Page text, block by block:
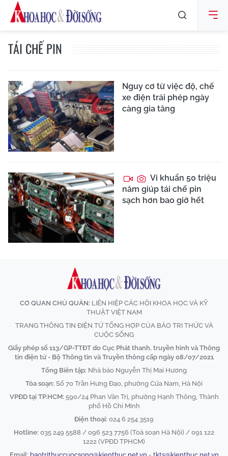
TÁI CHẾ PIN
Nguy cơ từ việc độ, chế
xe điện trái phép ngày
càng gia tăng
Vi khuẩn 50 triệu
năm giúp tái chế pin
sạch hơn bao giờ hết
CƠ QUAN CHỦ QUẢN: LIÊN HIỆP CÁC HỘI KHOA HỌC VÀ KỸ
THUẬT VIỆT NAM
TRANG THÔNG TIN ĐIỆN TỬ TỔNG HỢP CỦA BÁO TRI THỨC VÀ
CUỘC SỐNG
Giấy phép số 113/GP-TTĐT do Cục Phát thanh, truyền hình và Thông
tin điện tử - Bộ Thông tin và Truyền thông cấp ngày 08/07/2021
Tổng Biên tập: Nhà báo Nguyễn Thị Mai Hương
Tòa soạn: Số 70 Trần Hưng Đạo, phường Cửa Nam, Hà Nội
VPĐD tại TP.HCM: 590/24 Phan Văn Trị, phường Hạnh Thông, Thành
phố Hồ Chí Minh
Điện thoại: 024 6 254 3519
Hotline: 035 249 5588 / 096 523 7756 (Toà soạn Hà Nội) / 091 122
1222 (VPĐD TPHCM)